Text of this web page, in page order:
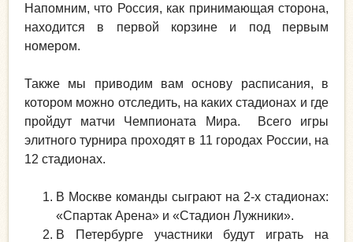
Напомним, что Россия, как принимающая сторона,
находится в первой корзине и под первым
номером.
Также мы приводим вам основу расписания, в
котором можно отследить, на каких стадионах и где
пройдут матчи Чемпионата Мира. Всего игры
элитного турнира проходят в 11 городах России, на
12 стадионах.
В Москве команды сыграют на 2-х стадионах:
«Спартак Арена» и «Стадион Лужники».
В Петербурге участники будут играть на